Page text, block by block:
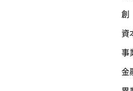
創
資
事
金